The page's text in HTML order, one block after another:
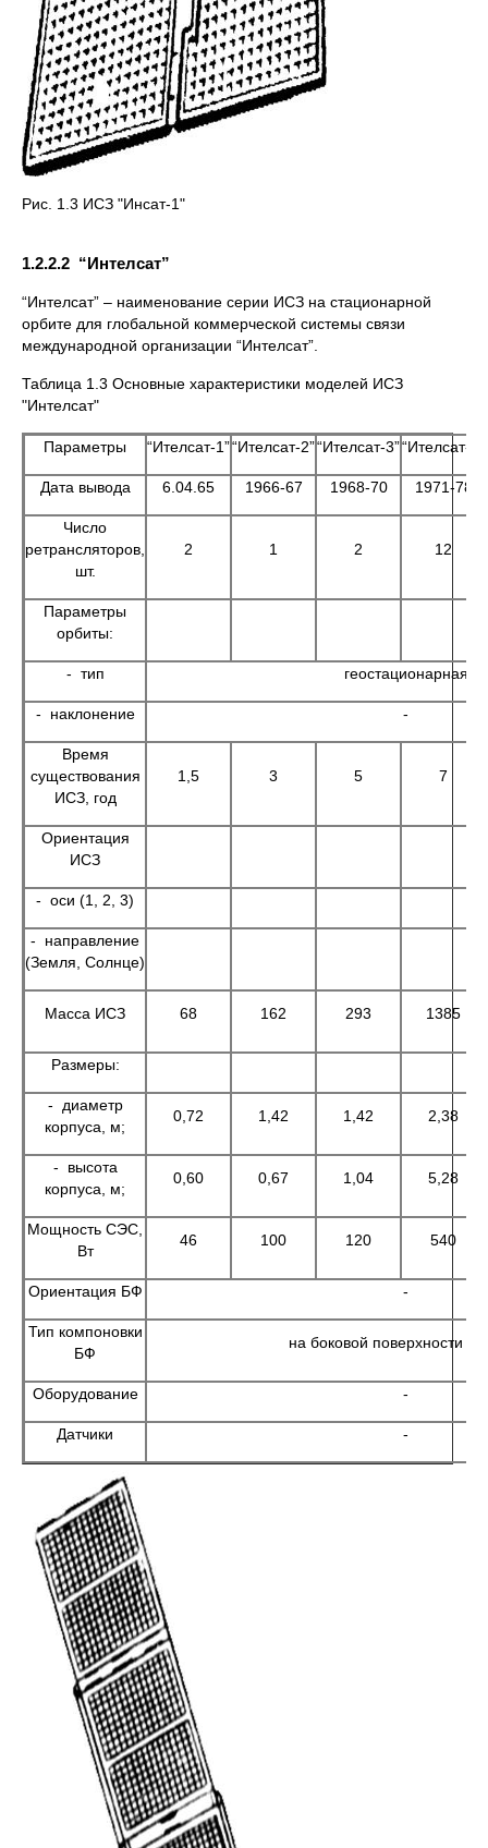
Рис. 1.3 ИСЗ "Инсат-1"
1.2.2.2 “Интелсат”
“Интелсат” – наименование серии ИСЗ на стационарной
орбите для глобальной коммерческой системы связи
международной организации “Интелсат”.
Таблица 1.3 Основные характеристики моделей ИСЗ
"Интелсат"
Параметры “Ителсат-1”“Ителсат-2”“Ителсат-3”“Ителсат-4”
Дата вывода 6.04.65 1966-67 1968-70 1971-78
Число
ретрансляторов,
шт.
2 1 2 12
Параметры
орбиты:
- тип геостационарная
- наклонение -
Время
существования
ИСЗ, год
1,5 3 5 7
Ориентация
ИСЗ
- оси (1, 2, 3)
- направление
(Земля, Солнце)
Масса ИСЗ 68 162 293 1385
Размеры:
- диаметр
корпуса, м;
0,72 1,42 1,42 2,38
- высота
корпуса, м;
0,60 0,67 1,04 5,28
Мощность СЭС,
Вт
46 100 120 540
Ориентация БФ -
Тип компоновки
БФ
на боковой поверхности
Оборудование -
Датчики -